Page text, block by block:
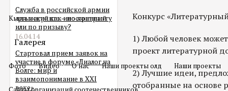
Кыргызский как иностранный
Галерея
Фото Видео О нас Наши проекты олд Наши проекты
Служба в российской армии
для мигранта – по контракту
или по призыву?
16.04.14
Стартовал прием заявок на
участие в форуме «Диалог на
Волге: мир и
взаимопонимание в XXI
веке»
Конкурс
1) Любой человек
проект литературной
2) Лучшие идеи,
отобранные на основе